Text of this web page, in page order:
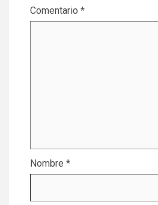
Comentario *
Nombre *